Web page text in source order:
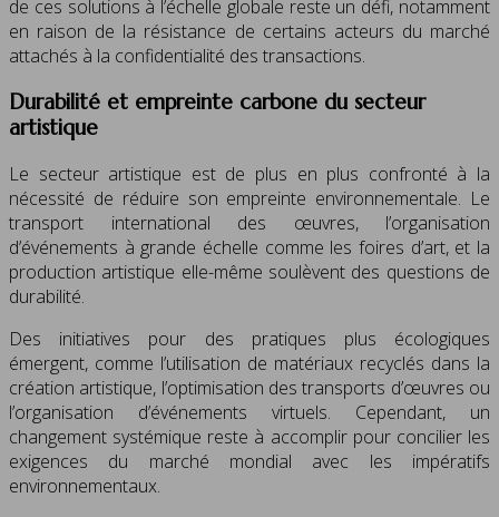
de ces solutions à l’échelle globale reste un défi, notamment
en raison de la résistance de certains acteurs du marché
attachés à la confidentialité des transactions.
Durabilité et empreinte carbone du secteur
artistique
Le secteur artistique est de plus en plus confronté à la
nécessité de réduire son empreinte environnementale. Le
transport international des œuvres, l’organisation
d’événements à grande échelle comme les foires d’art, et la
production artistique elle-même soulèvent des questions de
durabilité.
Des initiatives pour des pratiques plus écologiques
émergent, comme l’utilisation de matériaux recyclés dans la
création artistique, l’optimisation des transports d’œuvres ou
l’organisation d’événements virtuels. Cependant, un
changement systémique reste à accomplir pour concilier les
exigences du marché mondial avec les impératifs
environnementaux.